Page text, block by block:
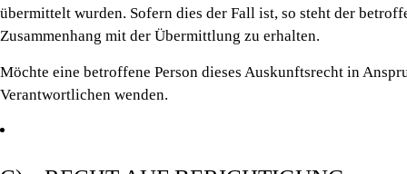
übermittelt wurden. Sofern dies der Fall ist, so steht der
Zusammenhang mit der Übermittlung zu erhalten.
Möchte eine betroffene Person dieses Auskunftsrecht in
Verantwortlichen wenden.